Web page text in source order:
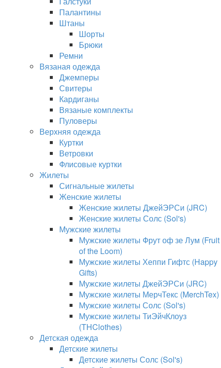
Палантины
Штаны
Шорты
Брюки
Ремни
Вязаная одежда
Джемперы
Свитеры
Кардиганы
Вязаные комплекты
Пуловеры
Верхняя одежда
Куртки
Ветровки
Флисовые куртки
Жилеты
Сигнальные жилеты
Женские жилеты
Женские жилеты ДжейЭРСи (JRC)
Женские жилеты Солс (Sol's)
Мужские жилеты
Мужские жилеты Фрут оф зе Лум (Fruit
of the Loom)
Мужские жилеты Хеппи Гифтс (Happy
Gifts)
Мужские жилеты ДжейЭРСи (JRC)
Мужские жилеты МерчТекс (MerchTex)
Мужские жилеты Солс (Sol's)
Мужские жилеты ТиЭйчКлоуз
(THClothes)
Детская одежда
Детские жилеты
Детские жилеты Солс (Sol's)